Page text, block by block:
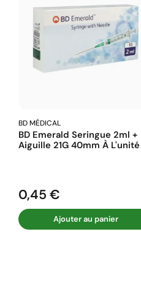
BD MÉDICAL
BD Emerald Seringue 2ml +
Aiguille 21G 40mm À L'unité
Prix
0,45 €
Ajouter au panier